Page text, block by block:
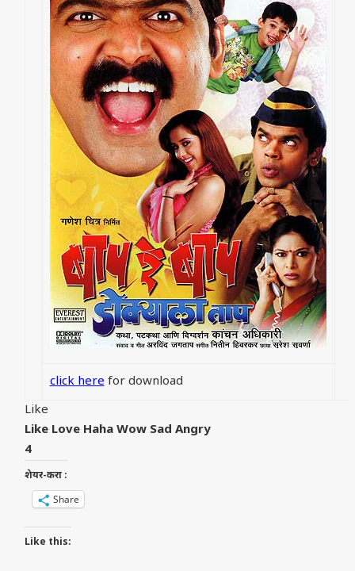
click herefor download
Like
Like Love Haha Wow Sad Angry
4
शेयर-करा :
Share
Like this: